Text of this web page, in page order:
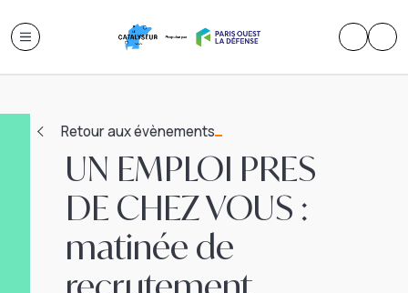
Retour aux évènements
UN EMPLOI PRES
DE CHEZ VOUS :
matinée de